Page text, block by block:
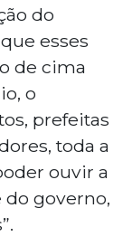
do
esses
de cima
o
prefeitas
toda a
ouvir a
governo,